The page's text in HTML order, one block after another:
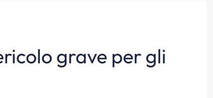
grave per gli